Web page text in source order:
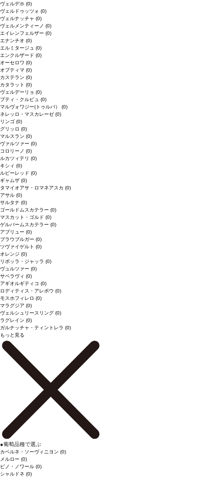
ヴェルデホ (0)
ヴェルドゥッツォ (0)
ヴェルナッチャ (0)
ヴェルメンティーノ (0)
エイレンフェルザー (0)
エナンチオ (0)
エルミタージュ (0)
エンクルザード (0)
オーセロワ (0)
オプティマ (0)
カステラン (0)
カタラット (0)
ヴェルデーリョ (0)
プティ・クルビュ (0)
マルヴォワジー(トゥルバ） (0)
ネレッロ・マスカレーゼ (0)
リンゴ (0)
グリッロ (0)
マルスラン (0)
ヴァルツァー (0)
コロリーノ (0)
ルカツィテリ (0)
キシィ (0)
ルビーレッド (0)
ギャムザ (0)
タマイオアサ・ロマネアスカ (0)
アサル (0)
サルタナ (0)
ゴールドムスカテラー (0)
マスカット・ゴルド (0)
ゲルバームスカテラー (0)
アブリュー (0)
ブラウブルガー (0)
ツヴァイゲルト (0)
オレンジ (0)
リボッラ・ジャッラ (0)
ヴュルツァー (0)
サペラヴィ (0)
アギオルギティコ (0)
ロディティス・アレポウ (0)
モスホフィレロ (0)
マラグジア (0)
ヴェルシュリースリング (0)
ラグレイン (0)
ガルナッチャ・ティントレラ (0)
もっと見る
●葡萄品種で選ぶ
カベルネ・ソーヴィニヨン (0)
メルロー (0)
ピノ・ノワール (0)
シャルドネ (0)